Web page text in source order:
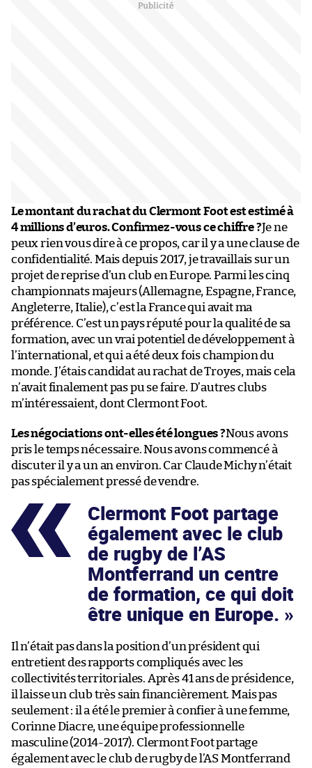
Le montant du rachat du Clermont Foot est estimé à
4 millions d’euros. Confirmez-vous ce chiffre ?Je ne
peux rien vous dire à ce propos, car il y a une clause de
confidentialité. Mais depuis 2017, je travaillais sur un
projet de reprise d’un club en Europe. Parmi les cinq
championnats majeurs (Allemagne, Espagne, France,
Angleterre, Italie), c’est la France qui avait ma
préférence. C’est un pays réputé pour la qualité de sa
formation, avec un vrai potentiel de développement à
l’international, et qui a été deux fois champion du
monde. J’étais candidat au rachat de Troyes, mais cela
n’avait finalement pas pu se faire. D’autres clubs
m’intéressaient, dont Clermont Foot.
Les négociations ont-elles été longues ?Nous avons
pris le temps nécessaire. Nous avons commencé à
discuter il y a un an environ. Car Claude Michy n’était
pas spécialement pressé de vendre.
Clermont Foot partage
également avec le club
de rugby de l’AS
Montferrand un centre
de formation, ce qui doit
être unique en Europe.
Il n’était pas dans la position d’un président qui
entretient des rapports compliqués avec les
collectivités territoriales. Après 41 ans de présidence,
il laisse un club très sain financièrement. Mais pas
seulement : il a été le premier à confier à une femme,
Corinne Diacre, une équipe professionnelle
masculine (2014-2017). Clermont Foot partage
également avec le club de rugby de l’AS Montferrand